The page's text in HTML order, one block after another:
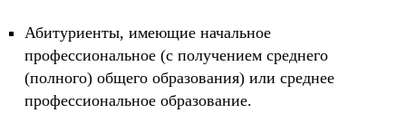
Абитуриенты, имеющие начальное
профессиональное (с получением среднего
(полного) общего образования) или среднее
профессиональное образование.